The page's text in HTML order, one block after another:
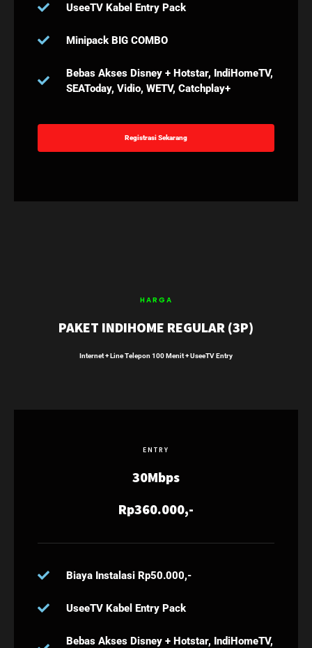
UseeTV Kabel Entry Pack
Minipack BIG COMBO
Bebas Akses Disney + Hotstar, IndiHomeTV,
SEAToday, Vidio, WETV, Catchplay+
Registrasi Sekarang
HARGA
PAKET INDIHOME REGULAR (3P)
Internet + Line Telepon 100 Menit + UseeTV Entry
ENTRY
30Mbps
Rp360.000,-
Biaya Instalasi Rp50.000,-
UseeTV Kabel Entry Pack
Bebas Akses Disney + Hotstar, IndiHomeTV,